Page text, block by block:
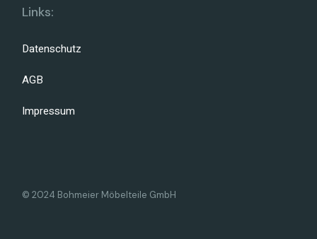
Links:
Datenschutz
AGB
Impressum
© 2024 Bohmeier Möbelteile GmbH